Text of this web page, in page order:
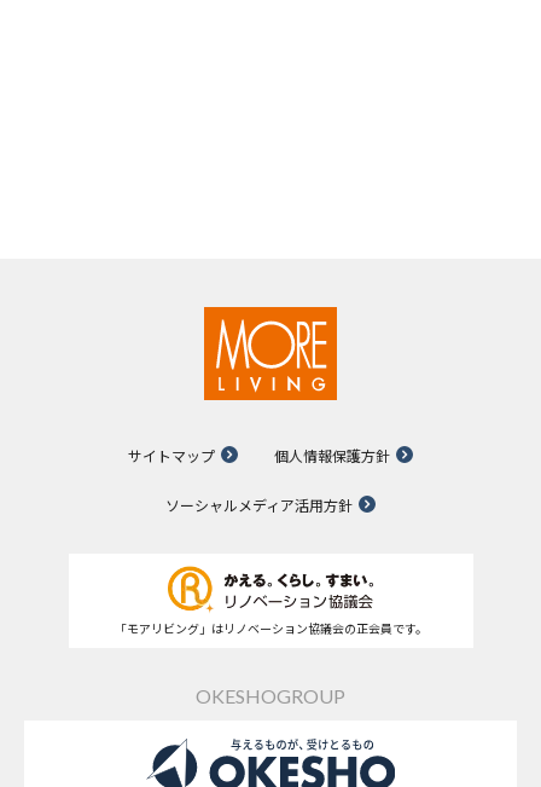
サイトマップ 個人情報保護方針
ソーシャルメディア活用方針
「モアリビング」はリノベーション協議会の正会員です。
OKESHOGROUP